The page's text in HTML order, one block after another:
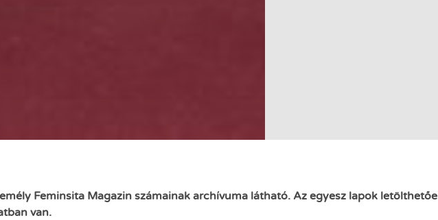
Feminsita Magazin számainak archívuma látható. Az egyesz lapok
van.